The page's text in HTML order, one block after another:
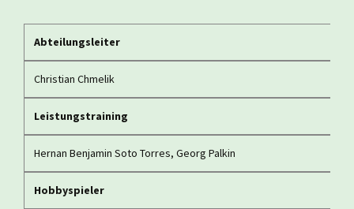
Abteilungsleiter
Christian Chmelik
Leistungstraining
Hernan Benjamin Soto Torres, Georg Palkin
Hobbyspieler